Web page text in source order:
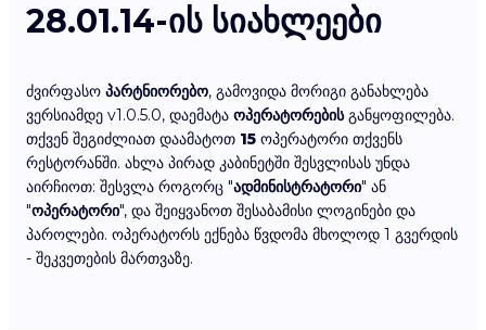
28.01.14-ის სიახლეები
ძვირფასო პარტნიორებო, გამოვიდა მორიგი განახლება
ვერსიამდე v1.0.5.0, დაემატა ოპერატორებისგანყოფილება.
თქვენ შეგიძლიათ დაამატოთ 15 ოპერატორი თქვენს
რესტორანში. ახლა პირად კაბინეტში შესვლისას უნდა
აირჩიოთ: შესვლა როგორც "ადმინისტრატორი" ან
"ოპერატორი", და შეიყვანოთ შესაბამისი ლოგინები და
პაროლები. ოპერატორს ექნება წვდომა მხოლოდ 1 გვერდის
- შეკვეთების მართვაზე.